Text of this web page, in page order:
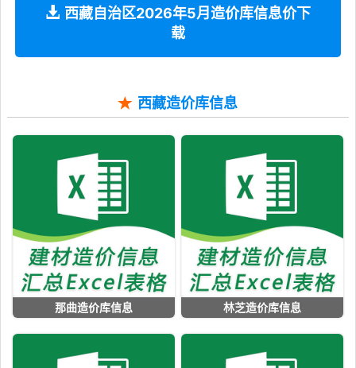
西藏自治区2026年5月造价库信息价下
载
西藏造价库信息
那曲造价库信息 林芝造价库信息